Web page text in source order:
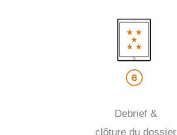
Debrief &
clôture du dossier